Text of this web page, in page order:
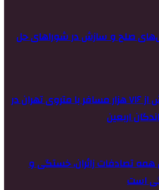
صلح و سازش در شوراهای حل
جابجایی بیش از ۷۱۶ هزار مسافر با متروی تهران در
اربعین
همه تصادفات زائران، خستگی و
است